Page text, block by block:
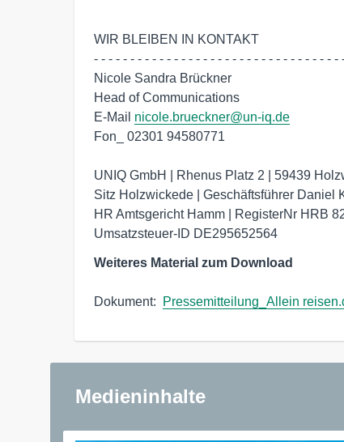
WIR BLEIBEN IN KONTAKT
- - - - - - - - - - - - - - - - - - - - - - - - - - - - - - - - - -
Nicole Sandra Brückner
Head of Communications
E-Mail nicole.brueckner@un-iq.de
Fon_ 02301 94580771
UNIQ GmbH | Rhenus Platz 2 | 59439
Sitz Holzwickede | Geschäftsführer Daniel
HR Amtsgericht Hamm | RegisterNr HRB
Umsatzsteuer-ID DE295652564
Weiteres Material zum Download
Dokument: Pressemitteilung_Allein
Medieninhalte